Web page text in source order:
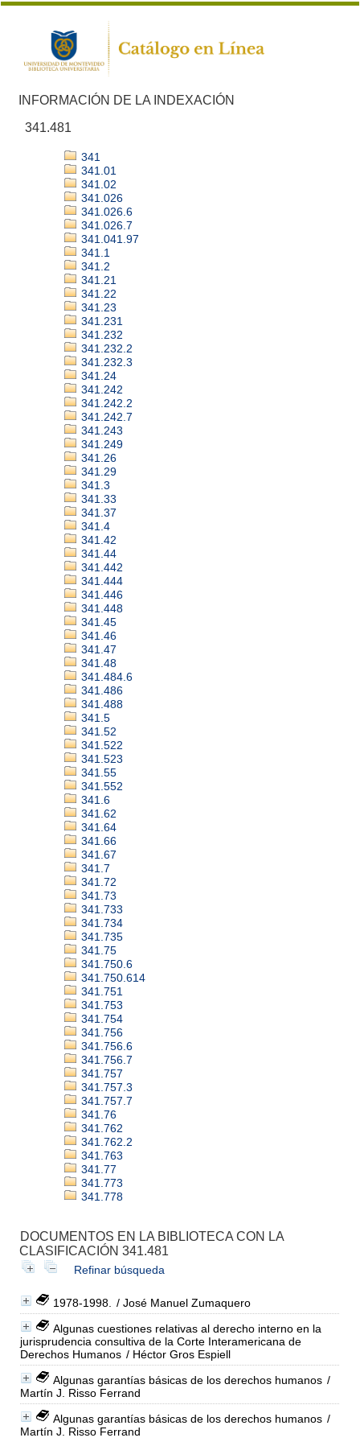
INFORMACIÓN DE LA INDEXACIÓN
341.481
341
341.01
341.02
341.026
341.026.6
341.026.7
341.041.97
341.1
341.2
341.21
341.22
341.23
341.231
341.232
341.232.2
341.232.3
341.24
341.242
341.242.2
341.242.7
341.243
341.249
341.26
341.29
341.3
341.33
341.37
341.4
341.42
341.44
341.442
341.444
341.446
341.448
341.45
341.46
341.47
341.48
341.484.6
341.486
341.488
341.5
341.52
341.522
341.523
341.55
341.552
341.6
341.62
341.64
341.66
341.67
341.7
341.72
341.73
341.733
341.734
341.735
341.75
341.750.6
341.750.614
341.751
341.753
341.754
341.756
341.756.6
341.756.7
341.757
341.757.3
341.757.7
341.76
341.762
341.762.2
341.763
341.77
341.773
341.778
DOCUMENTOS EN LA BIBLIOTECA CON LA
CLASIFICACIÓN 341.481
Refinar búsqueda
1978-1998.
/ José Manuel Zumaquero
Algunas cuestiones relativas al derecho interno en la
jurisprudencia consultiva de la Corte Interamericana de
Derechos Humanos / Héctor Gros Espiell
Algunas garantías básicas de los derechos humanos /
Martín J. Risso Ferrand
Algunas garantías básicas de los derechos humanos /
Martín J. Risso Ferrand